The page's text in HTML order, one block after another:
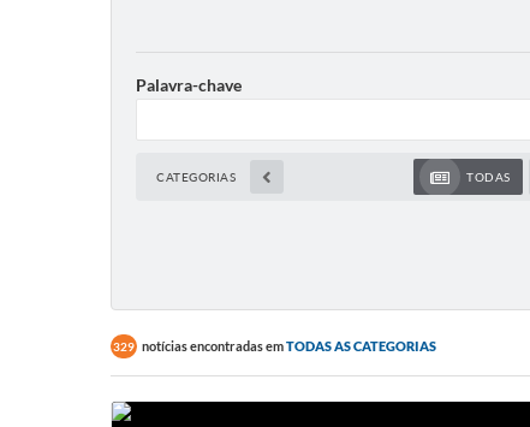
Palavra-chave
CATEGORIAS TODAS
329 notícias encontradas emTODAS AS CATEGORIAS